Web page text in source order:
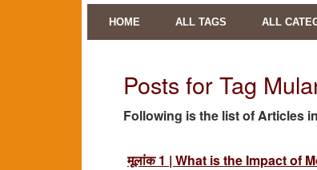
HOME ALL TAGS ALL
Posts for Tag
Following is the list of Articles
मूलांक 1 | What is the Impact of